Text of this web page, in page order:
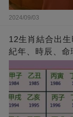
2024/09/03
12生肖結合出
紀年、時辰、命